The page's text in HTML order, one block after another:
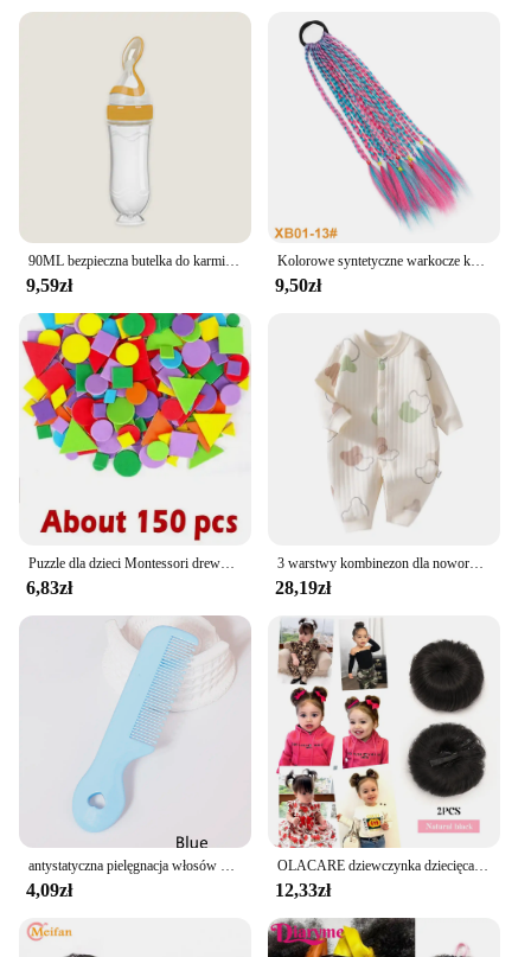
90ML bezpieczna butelka do karmienia noworodka maluch silikonowa wycisnąć łyżka do karmienia butelka na mleko podajnik szkoleniowy suplement diety narzędzia
9,59zł
Kolorowe syntetyczne warkocze kucyk do związywania włosów dziewczyny księżniczka kolor ogon peruka dla dzieci stylizacja akcesoria dla dzieci
9,50zł
Puzzle dla dzieci Montessori drewniana gra logiczna 3D Tangram kij geometryczny kształt pierścienia pasujące dzieci maluch wczesne zabawki edukacyjne
6,83zł
3 warstwy kombinezon dla noworodka bawełniane body w miśki króliczek kreskówka dziecko pajacyk jesienno-zimowy strój malucha niemowlę body body dzieci chłopiec dziewczynka ubranka
28,19zł
antystatyczna pielęgnacja włosów dla dzieci mini uroczy grzebień gładkie włosy masaż skóry głowy grzebień do fryzur dla dzieci specjalny do peruk z prawdziwych włosów
4,09zł
OLACARE dziewczynka dziecięca sztuczne włosy kok grzywka peruka z klipsem grzywka Chignons odzież na co dzień Cosplay akcesoria do włosów
12,33zł